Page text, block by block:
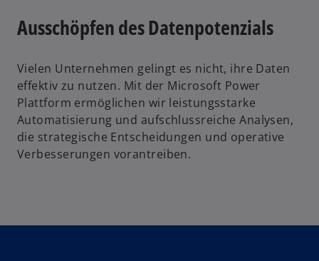
Ausschöpfen des Datenpotenzials
Vielen Unternehmen gelingt es nicht, ihre Daten
effektiv zu nutzen. Mit der Microsoft Power
Plattform ermöglichen wir leistungsstarke
Automatisierung und aufschlussreiche Analysen,
die strategische Entscheidungen und operative
Verbesserungen vorantreiben.